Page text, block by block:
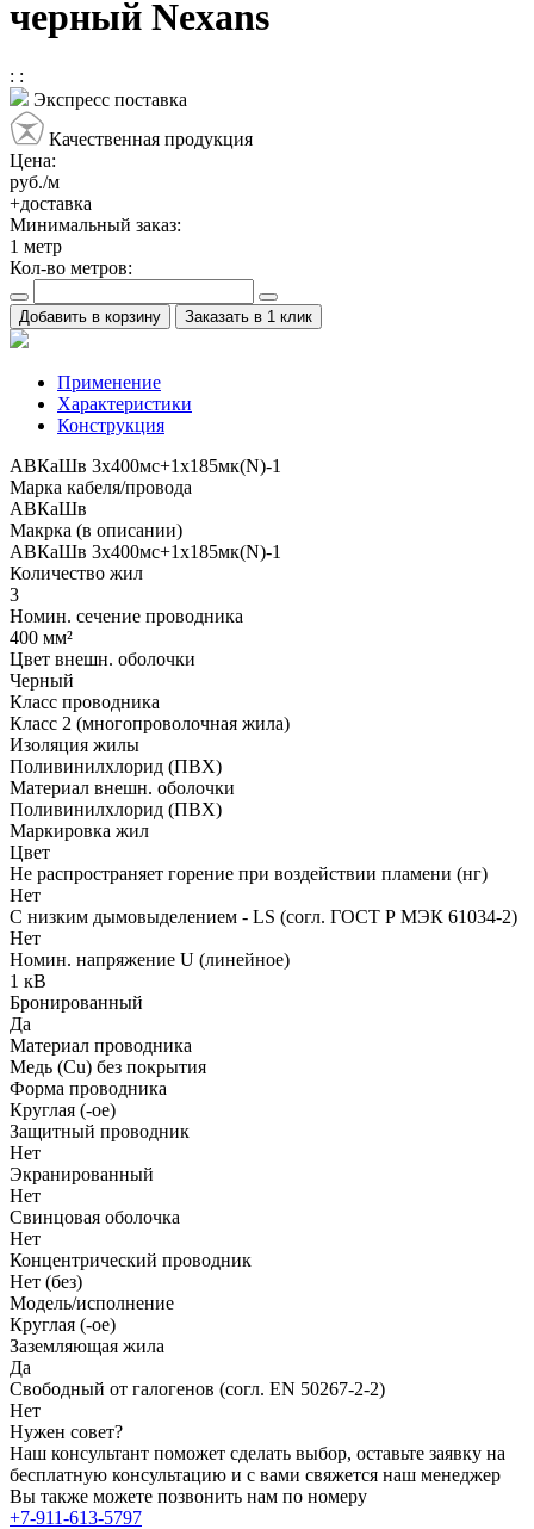
черный Nexans
: :
Экспресс поставка
Качественная продукция
Цена:
руб./м
+доставка
Минимальный заказ:
1 метр
Кол-во метров:
Добавить в корзину Заказать в 1 клик
Применение
Характеристики
Конструкция
АВКаШв 3x400мс+1x185мк(N)-1
Марка кабеля/провода
АВКаШв
Макрка (в описании)
АВКаШв 3x400мс+1x185мк(N)-1
Количество жил
3
Номин. сечение проводника
400 мм²
Цвет внешн. оболочки
Черный
Класс проводника
Класс 2 (многопроволочная жила)
Изоляция жилы
Поливинилхлорид (ПВХ)
Материал внешн. оболочки
Поливинилхлорид (ПВХ)
Маркировка жил
Цвет
Не распространяет горение при воздействии пламени (нг)
Нет
С низким дымовыделением - LS (согл. ГОСТ Р МЭК 61034-2)
Нет
Номин. напряжение U (линейное)
1 кВ
Бронированный
Да
Материал проводника
Медь (Cu) без покрытия
Форма проводника
Круглая (-ое)
Защитный проводник
Нет
Экранированный
Нет
Свинцовая оболочка
Нет
Концентрический проводник
Нет (без)
Модель/исполнение
Круглая (-ое)
Заземляющая жила
Да
Свободный от галогенов (согл. EN 50267-2-2)
Нет
Нужен совет?
Наш консультант поможет сделать выбор, оставьте заявку на
бесплатную консультацию и с вами свяжется наш менеджер
Вы также можете позвонить нам по номеру
+7-911-613-5797